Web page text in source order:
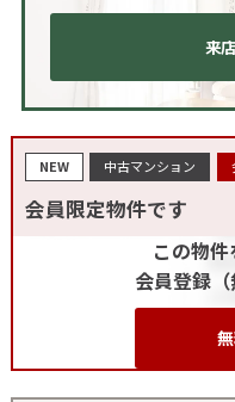
来
NEW 中古マンション
会員限定物件です
この物件
会員登録（